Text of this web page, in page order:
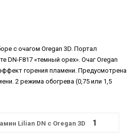
с очагом Oregan 3D. Портал
DN-F817 «темный орех». Очаг Oregan
горения пламени. Предусмотрена
2 режима обогрева (0,75 или 1,5
Lilian DN с Oregan 3D